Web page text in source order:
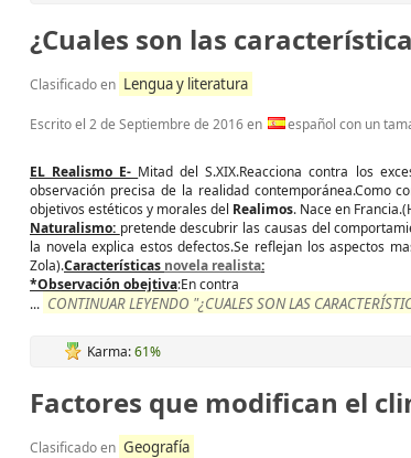
¿Cuales son las
Clasificado en Lengua y literatura
Escrito el 2 de Septiembre de 2016en español con un
EL Realismo E- Mitad del S.XIX.Reacciona contra los
observación precisa de la realidad contemporánea.Como
objetivos estéticos y morales del Realimos. Nace en
Naturalismo: pretende descubrir las causas del
la novela explica estos defectos.Se reflejan los aspectos
Zola).Características novela realista:
*Observación obejtiva:En contra
... CONTINUAR LEYENDO "¿CUALES SON LAS
Karma:61%
Factores que modifican el
Clasificado en Geografía